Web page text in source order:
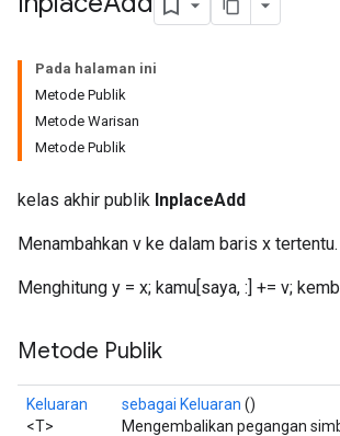
Pada halaman ini
Metode Publik
Metode Warisan
Metode Publik
kelas akhir publik InplaceAdd
Menambahkan v ke dalam baris x tertentu.
Menghitung y = x; kamu[saya, :] += v;
Metode Publik
Keluaran
<T>
sebagai Keluaran ()
Mengembalikan pegangan